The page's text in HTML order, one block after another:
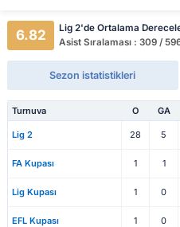
6.82
Lig 2'de Ortalama
Asist Sıralaması : 309 /
Sezon istatistikleri
Turnuva O GA
Lig 2 28 5
FA Kupası 1 1
Lig Kupası 1 0
EFL Kupası 1 0